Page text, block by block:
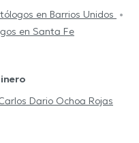
en Barrios Unidos
en Santa Fe
Dario Ochoa Rojas